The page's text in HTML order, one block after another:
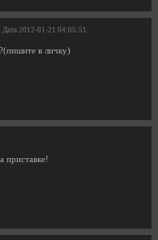
| Дата 2012-01-21 04:05:51
в личку)
приставке!